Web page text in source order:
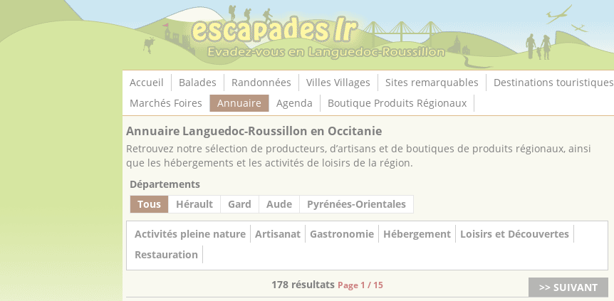
Accueil Balades Randonnées Villes Villages Sites remarquables Destinations touristiques
Marchés Foires
Annuaire Agenda Boutique Produits Régionaux
Annuaire Languedoc-Roussillon en Occitanie
Retrouvez notre sélection de producteurs, d’artisans et de boutiques de produits régionaux, ainsi
que les hébergements et les activités de loisirs de la région.
Départements
Tous
Hérault Gard Aude Pyrénées-Orientales
Activités pleine nature Artisanat Gastronomie Hébergement
Loisirs et Découvertes
Restauration
>> SUIVANT
178 résultats Page 1 / 15
Panneau de gestion des cookies